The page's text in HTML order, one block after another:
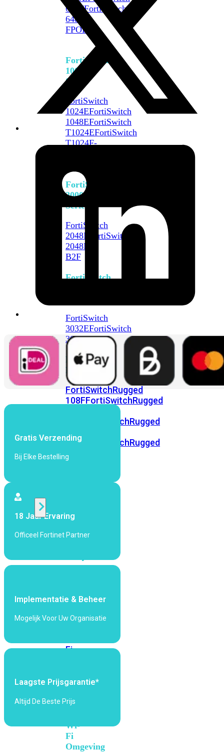
648FFortiSwitch
648F-
FPOE
FortiSwitch
1000
Series
FortiSwitch
1024EFortiSwitch
1048EFortiSwitch
T1024EFortiSwitch
T1024F-
FortiSwitch
2000
Series
FortiSwitch
2048F
FortiSwitch
2048F-
B2F
FortiSwitch
FortiSwitch
3032EFortiSwitch
3032G
FortiSwitch
Ruggedized
FortiSwitchRugged
108FFortiSwitchRugged
FortiSwitchRugged
POE FortiSwitchRugged
424F-
POE
Alle
Access
Generatie
Wi-
Fi
6EWi-
7
Wi-
Fi
Omgeving
Gratis Verzending
Bij Elke Bestelling
18 Jaar Ervaring
Officeel Fortinet Partner
Implementatie & Beheer
Mogelijk Voor Uw Organisatie
Laagste Prijsgarantie*
Altijd De Beste Prijs